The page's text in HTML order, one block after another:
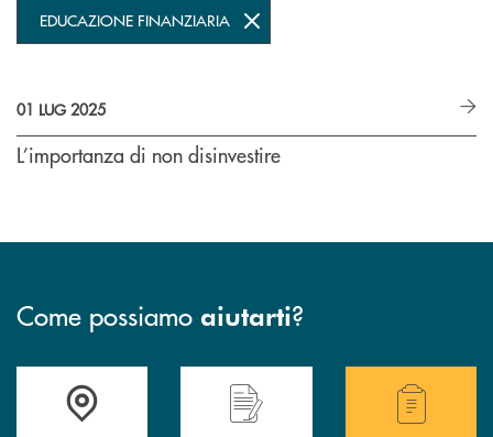
EDUCAZIONE FINANZIARIA
01 LUG 2025
L’importanza di non disinvestire
Come possiamo aiutarti?
Accedi all' elenco completo delle filiali .Hai bisogno di assistenza immediata?
Hai bisogno di